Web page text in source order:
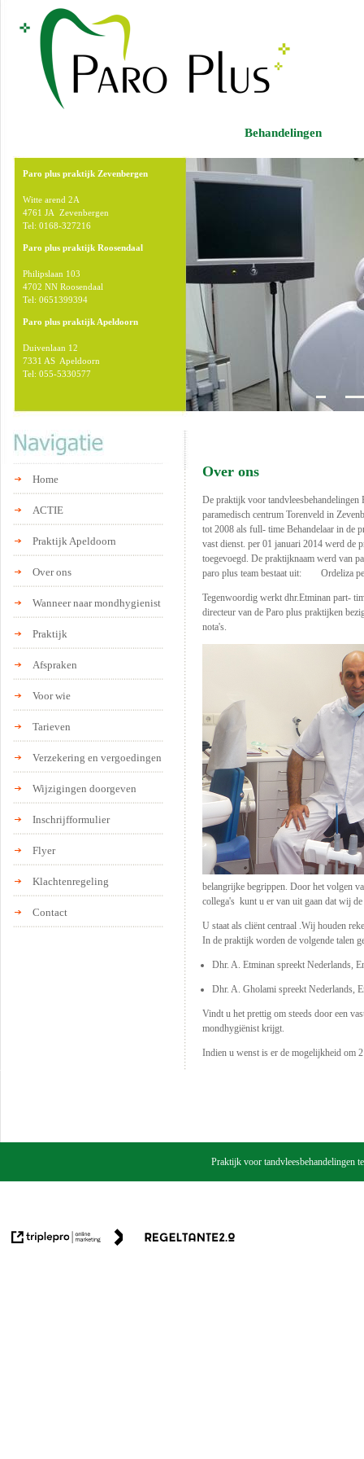
Home
ACTIE
Praktijk Apeldoorn
Over ons
Wanneer naar mondhygienist
Praktijk
Afspraken
Voor wie
Tarieven
Verzekering en vergoedingen
Wijzigingen doorgeven
Inschrijfformulier
Flyer
Klachtenregeling
Contact
Over ons
De praktijk voor
paramedisch centrum Torenveld in
tot 2008 als full- time Behandelaar in de
vast dienst. per 01 januari 2014 werd de
toegevoegd. De praktijknaam werd van
paro plus team bestaat uit: Ordeliza
Tegenwoordig werkt dhr.Etminan part-
directeur van de Paro plus praktijken
nota's.
belangrijke begrippen. Door het volgen
collega's kunt u er van uit gaan dat wij
U staat als cliënt centraal .Wij houden
In de praktijk worden de volgende talen
Dhr. A. Etminan spreekt Nederlands,
Dhr. A. Gholami spreekt Nederlands,
Vindt u het prettig om steeds door een
mondhygiënist krijgt.
Indien u wenst is er de mogelijkheid om
Behandelingen
Paro plus praktijk Zevenbergen
Witte arend 2A
4761 JA Zevenbergen
Tel: 0168-327216
Paro plus praktijk Roosendaal
Philipslaan 103
4702 NN Roosendaal
Tel: 0651399394
Paro plus praktijk Apeldoorn
Duivenlaan 12
7331 AS Apeldoorn
Tel: 055-5330577
Praktijk voor tandvleesbehandelingen